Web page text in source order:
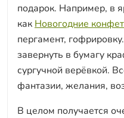
подарок. Например, в
как Новогодние
пергамент,
завернуть в бумагу
сургучной верёвкой.
фантазии, желания,
В целом получается